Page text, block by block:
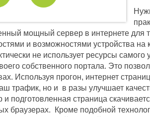
мощный сервер в интернете для
и возможностями устройства
не использует ресурсы
собственного портала. Это
Используя прогон, интернет
трафик, но и в разы улучшает
подготовленная страница
браузерах. Кроме подобной